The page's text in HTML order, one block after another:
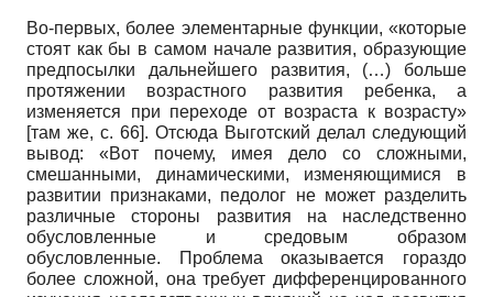
Во-первых, более элементарные функции, «которые
стоят как бы в самом начале развития, образующие
предпосылки дальнейшего развития, (…) больше
протяжении возрастного развития ребенка, а
изменяется при переходе от возраста к возрасту»
[там же, с. 66]. Отсюда Выготский делал следующий
вывод: «Вот почему, имея дело со сложными,
смешанными, динамическими, изменяющимися в
развитии признаками, педолог не может разделить
различные стороны развития на наследственно
обусловленные и средовым образом
обусловленные. Проблема оказывается гораздо
более сложной, она требует дифференцированного